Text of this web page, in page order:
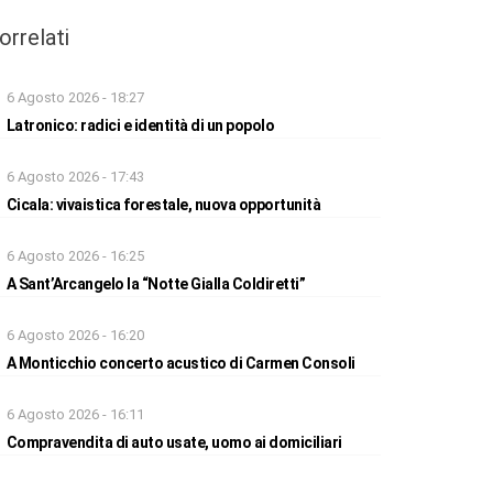
6 Agosto 2026 - 18:27
Latronico: radici e identità di un popolo
6 Agosto 2026 - 17:43
Cicala: vivaistica forestale, nuova opportunità
6 Agosto 2026 - 16:25
A Sant’Arcangelo la “Notte Gialla Coldiretti”
6 Agosto 2026 - 16:20
A Monticchio concerto acustico di Carmen Consoli
6 Agosto 2026 - 16:11
Compravendita di auto usate, uomo ai domiciliari